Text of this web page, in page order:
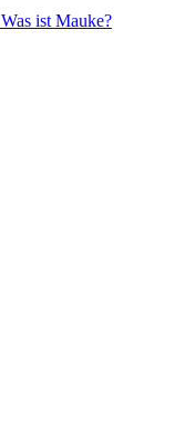
Was ist Mauke?